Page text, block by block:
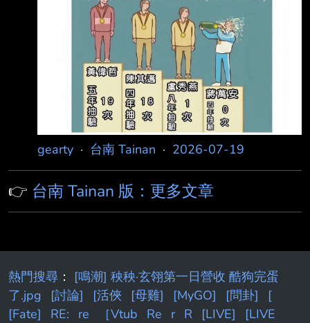
gearty · 台南 Tainan · 2026-07-19
👉 台南 Tainan 版：更多文章
熱門搜尋 ： [鳴潮] 秧秧·玄翎第一日營收 酷狗完蛋
了.jpg
[討論] [活俠 [母雞] [MyGO] [問卦]
[
[Fate]
RE: re ［Vtub Re r R [LIVE] [LIVE